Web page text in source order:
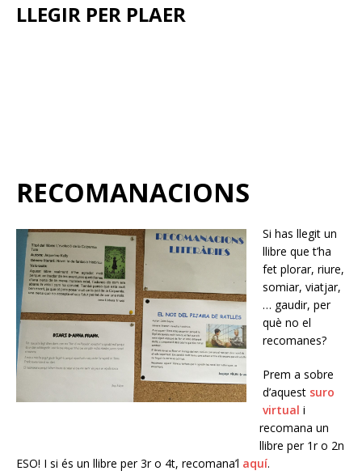
LLEGIR PER PLAER
RECOMANACIONS
Si has llegit un
llibre que t’ha
fet plorar, riure,
somiar, viatjar,
… gaudir, per
què no el
recomanes?
Prem a sobre
d’aquest suro
virtual i
recomana un
llibre per 1r o 2n
ESO! I si és un llibre per 3r o 4t, recomana’l aquí.